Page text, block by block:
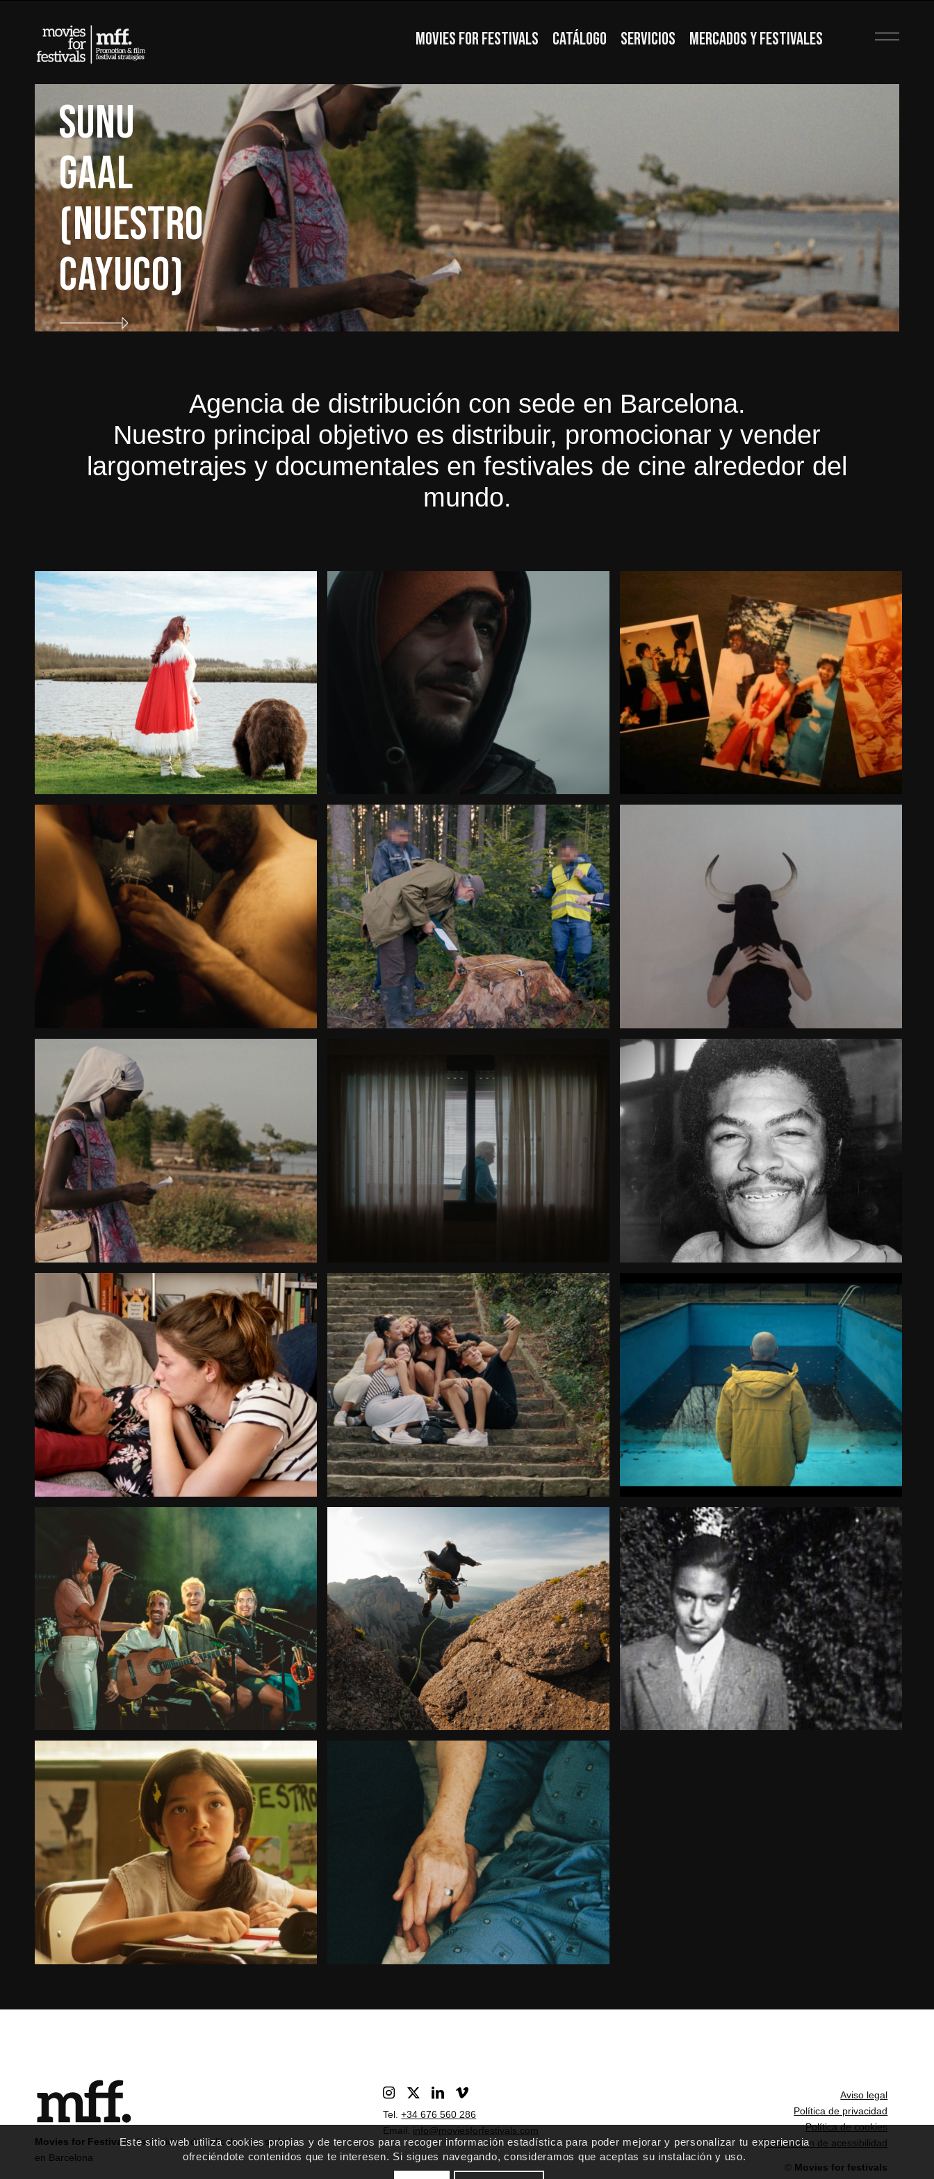
MOVIES FOR FESTIVALS CATÁLOGO SERVICIOS MERCADOS Y FESTIVALES
SUNU
GAAL
(NUESTRO
CAYUCO)
Agencia de distribución con sede en Barcelona.
Nuestro principal objetivo es distribuir, promocionar y vender
largometrajes y documentales en festivales de cine alrededor del
mundo.
BEAR WITH ME
Largometraje documental
International Premiere
2026
Bulgaria
BÈSTIA
Largometraje documental
International Premiere
SONS OF DETROIT
Largometraje documental
Country Premiere
2025
USA
CHEMSEX,UN VIAJE AL
INTERIOR
Largometraje documental
International Premiere
España
TOOTH AND NAIL
Largometraje documental
Country Premiere
2025
Rumanía
BULL’S HEART
Largometraje documental
Country Premiere
SUNU GAAL (NUESTRO
CAYUCO)
Largometraje documental
Country Premiere
2025
España - Senegal
O SILENCIO HEREDADO
Largometraje documental
Country Premiere
España
TEMPS MORT
Largometraje documental
International Premiere
España
MARES
Largometraje Documental
Country Premiere
2025
España
GRUP NATURAL
Largometraje Documental
International Premiere
2025
España
LA FUGIDA
Largometraje Documental
Country Premieres
2024
España
STAY HOMAS. LA BANDA
QUE NO DEBERÍA EXISTIR
Largomentraje documental
Catálogo
2024
España
MONTSERRAT, INTEGRAL
107
Documental
Catálogo
2024
España
IN MEMORIAM BIEL
Documental
Catálogo
2024
España
UNA FLOR EN EL BARRO
Ficción
Catálogo
2023
Argentina
TODA UNA VIDA
Documental
Catálogo
España
Movies for Festivalsdistribuidora de películas con sede
en Barcelona
Tel.+34 676 560 286
Email. info@moviesforfestivals.com
Aviso legal
Política de privacidad
Política de cookies
Declaración de acessibilidad
© Movies for festivals
Este sitio web utiliza cookies propias y de terceros para recoger información estadística para poder mejorar y personalizar tu experiencia
ofreciéndote contenidos que te interesen. Si sigues navegando, consideramos que aceptas su instalación y uso.